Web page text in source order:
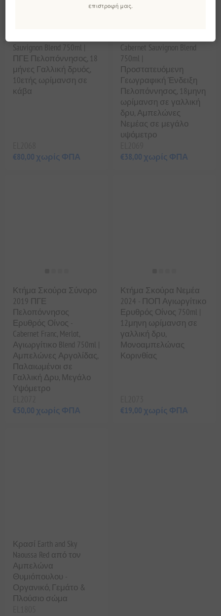
Sauvignon Blend 750ml |
ΠΓΕ Πελοπόννησος, 18
μήνες Γαλλική δρυός,
10ετής ωρίμανση σε
κάβα
€80,00 χωρίς ΦΠΑ
Cabernet Sauvignon Blend
750ml |
Προστατευόμενη
Γεωγραφική Ένδειξη
Πελοπόννησος, 18μηνη
ωρίμανση σε γαλλική
δρυ, Αμπελώνες
Νεμέας σε μεγάλο
υψόμετρο
€38,00 χωρίς ΦΠΑ
Κτήμα Σκούρα Σύνορο
2019 ΠΓΕ
Πελοπόννησος
Ερυθρός Οίνος -
Cabernet Franc, Merlot,
Αγιωργίτικο Blend 750ml |
Αμπελώνες Αργολίδας,
Παλαιωμένοι σε
Γαλλική Δρυ, Μεγάλο
Υψόμετρο
€50,00 χωρίς ΦΠΑ
Κτήμα Σκούρα Νεμέα
2024 - ΠΟΠ Αγιωργίτικο
Ερυθρός Οίνος 750ml |
12μηνη ωρίμανση σε
γαλλική δρυ,
Μονοαμπελώνας
Κορινθίας
€19,00 χωρίς ΦΠΑ
Κρασί Earth and Sky
Naoussa Red από τον
Αμπελώνα
Θυμιόπουλου -
Οργανικό, Γεμάτο &
Πλούσιο σώμα
επιστροφή μας.